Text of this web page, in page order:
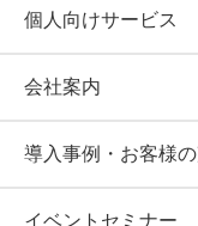
個人向けサービス
会社案内
導入事例・お客様
イベントセミナー